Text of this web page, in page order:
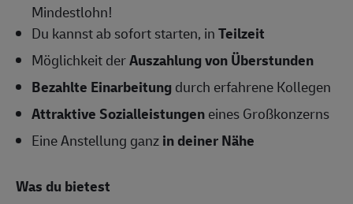
Mindestlohn!
Du kannst ab sofort starten, inTeilzeit
Möglichkeit derAuszahlung von Überstunden
Bezahlte Einarbeitungdurch erfahrene Kollegen
Attraktive Sozialleistungeneines Großkonzerns
Eine Anstellung ganzin deiner Nähe
Was du bietest